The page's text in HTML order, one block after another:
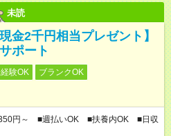
未読
金2千円相当プレゼント】
ポート
験OK
ブランクOK
円～ ■週払いOK ■扶養内OK ■日収